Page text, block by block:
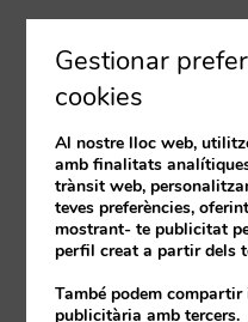
Gestionar
cookies
Al nostre lloc web,
amb finalitats
trànsit web,
teves preferències,
mostrant- te publicitat
perfil creat a partir dels
També podem
publicitària amb tercers.